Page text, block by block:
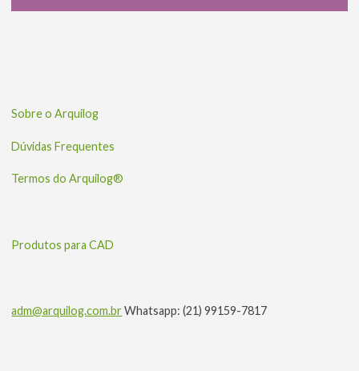
Sobre o Arquilog
Dúvidas Frequentes
Termos do Arquilog®
Produtos para CAD
adm@arquilog.com.brWhatsapp: (21) 99159-7817